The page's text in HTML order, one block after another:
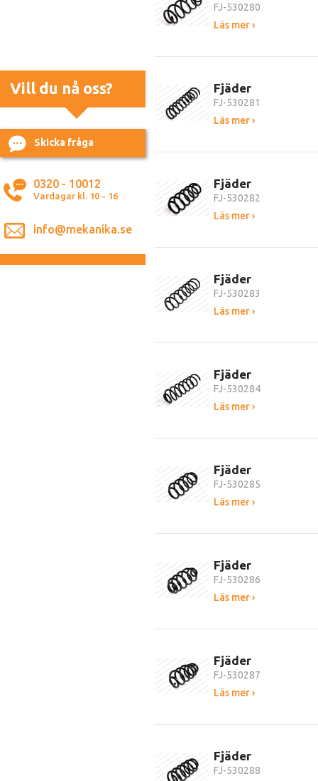
Vill du nå oss?
Skicka fråga
0320 - 10012
Vardagar kl. 10 - 16
info@mekanika.se
FJ-530280
Läs mer ›
Fjäder
FJ-530281
Läs mer ›
Fjäder
FJ-530282
Läs mer ›
Fjäder
FJ-530283
Läs mer ›
Fjäder
FJ-530284
Läs mer ›
Fjäder
FJ-530285
Läs mer ›
Fjäder
FJ-530286
Läs mer ›
Fjäder
FJ-530287
Läs mer ›
Fjäder
FJ-530288